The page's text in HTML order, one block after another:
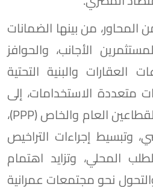
المحاور، من بينها الضمانات
الأجانب، والحوافز
العقارات والبنية التحتية
متعددة الاستخدامات، إلى
جانب أطر الشراكة بين القطاعين العام والخاص (PPP)،
وتبسيط إجراءات التراخيص
المحلي، وتزايد اهتمام
نحو مجتمعات عمرانية